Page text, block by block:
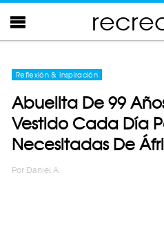
Reflexión & Inspiración
Abuelita De 99
Vestido Cada Día
Necesitadas De
Por Daniel A.